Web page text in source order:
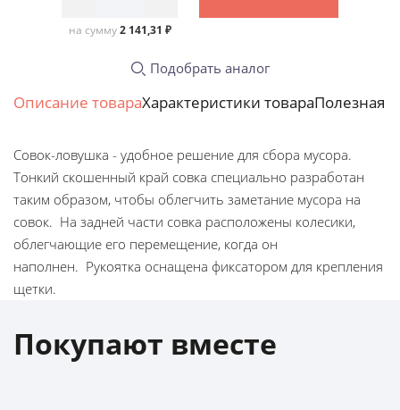
на сумму2 141,31 ₽
Подобрать аналог
Описание товараХарактеристики товараПолезная
Совок-ловушка - удобное решение для сбора мусора.
Тонкий скошенный край совка специально разработан
таким образом, чтобы облегчить заметание мусора на
совок. На задней части совка расположены колесики,
облегчающие его перемещение, когда он
наполнен. Рукоятка оснащена фиксатором для крепления
щетки.
Покупают вместе